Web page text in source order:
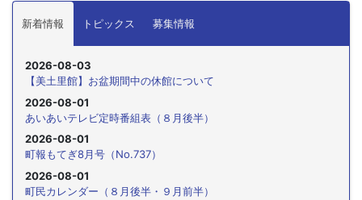
新着情報 トピックス 募集情報
2026-08-03
【美土里館】お盆期間中の休館について
2026-08-01
あいあいテレビ定時番組表（８月後半）
2026-08-01
町報もてぎ8月号（No.737）
2026-08-01
町民カレンダー（８月後半・９月前半）